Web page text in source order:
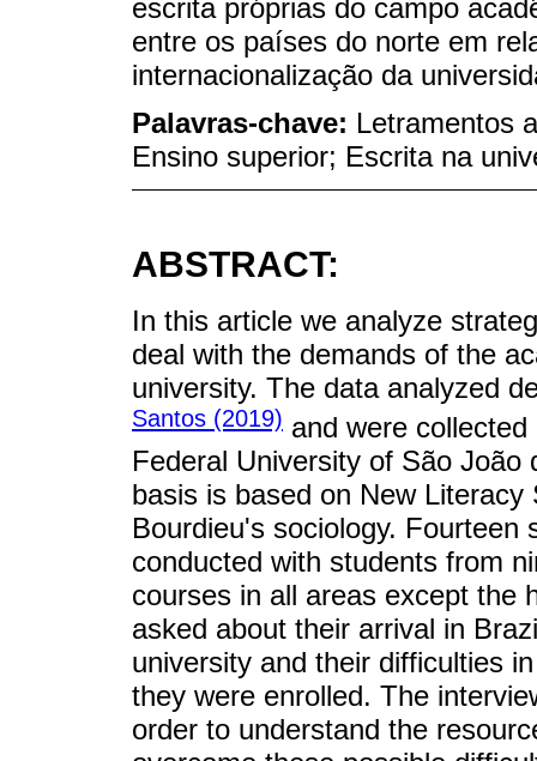
escrita próprias do campo
entre os países do norte em
internacionalização da
Palavras-chave: Letramentos
Ensino superior; Escrita na
ABSTRACT:
In this article we analyze
deal with the demands of the
university. The data analyzed
Santos (2019) and were
Federal University of São João
basis is based on New
Bourdieu's sociology. Fourteen
conducted with students from
courses in all areas except the
asked about their arrival in
university and their difficulties
they were enrolled. The
order to understand the